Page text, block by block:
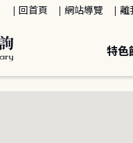
回首頁 網站導覽 離
特色